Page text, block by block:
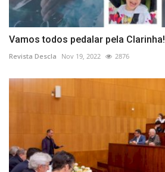
Vamos todos pedalar pela Clarinha!
Revista Descla Nov 19, 2022 2876